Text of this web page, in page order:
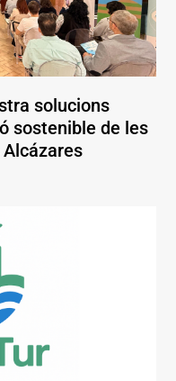
solucions
sostenible de les